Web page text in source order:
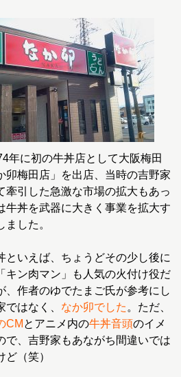
年に初の牛丼店として大阪梅田
卯梅田店」を出店、当時の吉野家
牽引した急激な市場の拡大もあっ
牛丼を武器に大きく事業を拡大す
ました。
いえば、ちょうどその少し後に
キン肉マン」も人気の火付け役だ
、作者のゆでたまご氏が参考にし
ではなく、 なか卯でした 。ただ、
CM とアニメ内の牛丼音頭のイメ
で、吉野家もあながち間違いでは
ど（笑）